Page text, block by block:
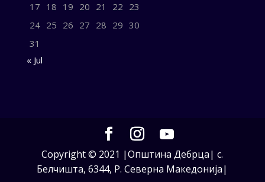
17 18 19 20 21 22 23
24 25 26 27 28 29 30
31
« Jul
Copyright © 2021 |Општина Дебрца| с.
Белчишта, 6344, Р. Северна Македонија|